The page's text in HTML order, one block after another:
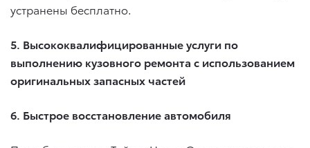
устранены бесплатно.
5. Высококвалифицированные услуги по
выполнению кузовного ремонта с использованием
оригинальных запасных частей
6. Быстрое восстановление автомобиля